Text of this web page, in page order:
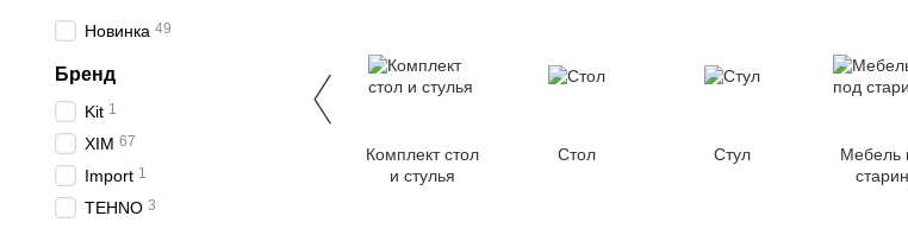
Комплект стол
и стулья
Стол Стул
Мебель
Новинка 49
Бренд
Kit 1
XIM 67
Import 1
TEHNO 3